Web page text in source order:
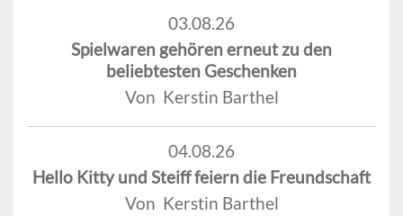
03.08.26
Spielwaren gehören erneut zu den
beliebtesten Geschenken
Von Kerstin Barthel
04.08.26
Hello Kitty und Steiff feiern die Freundschaft
Von Kerstin Barthel